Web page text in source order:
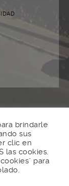
brindarle
sus
clic en
las cookies.
para